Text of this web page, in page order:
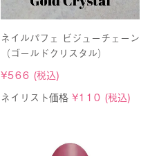
ネイルパフェ ビジューチェーン
（ゴールドクリスタル）
¥566 (税込)
ネイリスト価格 ¥110 (税込)